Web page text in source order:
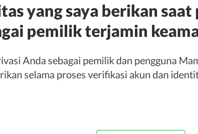
yang saya berikan saat
pemilik terjamin
Anda sebagai pemilik dan pengguna
selama proses verifikasi akun dan